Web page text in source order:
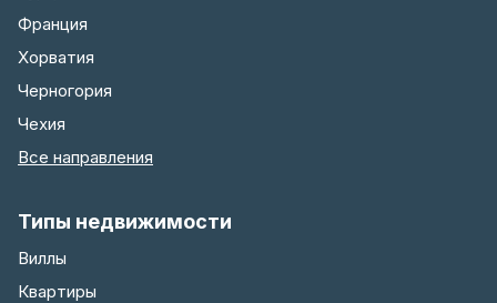
Франция
Хорватия
Черногория
Чехия
Все направления
Типы недвижимости
Виллы
Квартиры